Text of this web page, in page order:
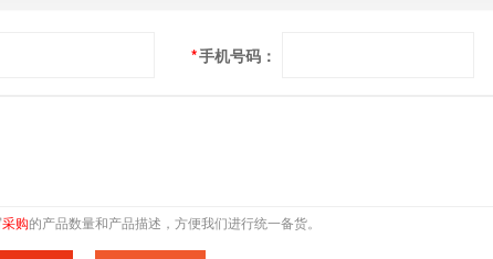
*手机号码：
采购的产品数量和产品描述，方便我们进行统一备货。